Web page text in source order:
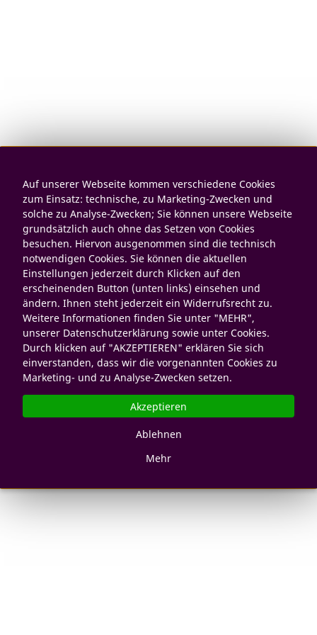
Auf unserer Webseite kommen verschiedene Cookies
zum Einsatz: technische, zu Marketing-Zwecken und
solche zu Analyse-Zwecken; Sie können unsere Webseite
grundsätzlich auch ohne das Setzen von Cookies
besuchen. Hiervon ausgenommen sind die technisch
notwendigen Cookies. Sie können die aktuellen
Einstellungen jederzeit durch Klicken auf den
erscheinenden Button (unten links) einsehen und
ändern. Ihnen steht jederzeit ein Widerrufsrecht zu.
Weitere Informationen finden Sie unter "MEHR",
unserer Datenschutzerklärung sowie unter Cookies.
Durch klicken auf "AKZEPTIEREN" erklären Sie sich
einverstanden, dass wir die vorgenannten Cookies zu
Marketing- und zu Analyse-Zwecken setzen.
Mehr
Ablehnen
Akzeptieren